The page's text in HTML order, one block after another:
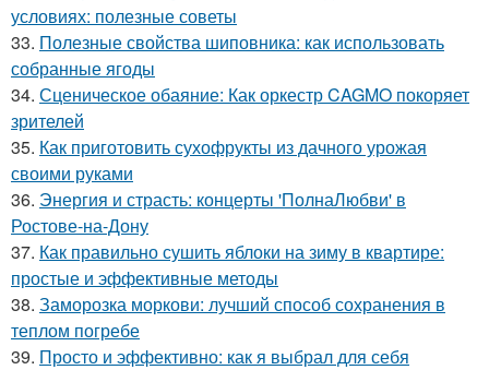
условиях: полезные советы
33. Полезные свойства шиповника: как использовать
собранные ягоды
34. Сценическое обаяние: Как оркестр CAGMO покоряет
зрителей
35. Как приготовить сухофрукты из дачного урожая
своими руками
36. Энергия и страсть: концерты 'ПолнаЛюбви' в
Ростове-на-Дону
37. Как правильно сушить яблоки на зиму в квартире:
простые и эффективные методы
38. Заморозка моркови: лучший способ сохранения в
теплом погребе
39. Просто и эффективно: как я выбрал для себя